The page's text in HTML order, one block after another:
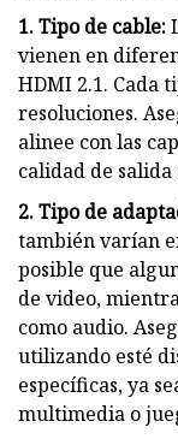
1. Tipo de cable:
vienen en
HDMI 2.1. Cada
resoluciones.
alinee con las
calidad de salida
2. Tipo de
también varían
posible que
de video,
como audio.
utilizando esté
específicas, ya
multimedia o